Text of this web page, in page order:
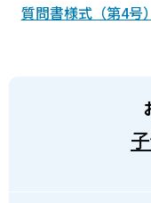
質問書様式（第4号